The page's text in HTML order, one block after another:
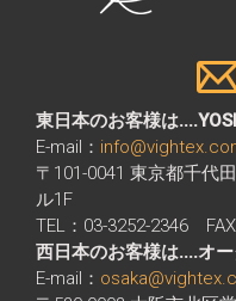
東日本のお客様は
E-mail：
〒101-0041 東京都千代
ル1F
TEL：03-3252-2346
西日本のお客様は....オ
E-mail：